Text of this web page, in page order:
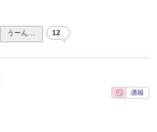
うーん… 12